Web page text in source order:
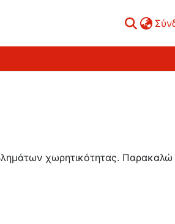
χωρητικότητας. Παρακαλώ